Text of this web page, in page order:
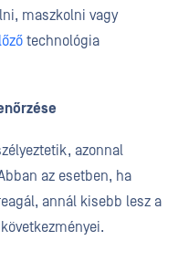
maszkolni vagy
technológia
azonnal
az esetben, ha
annál kisebb lesz a